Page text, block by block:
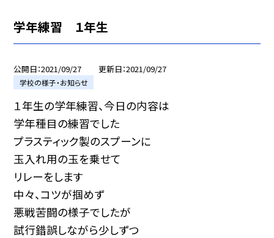
学年練習 １年生
公開日 2021/09/27 更新日 2021/09/27
学校の様子・お知らせ
１年生の学年練習、今日の内容は
学年種目の練習でした
プラスティック製のスプーンに
玉入れ用の玉を乗せて
リレーをします
中々、コツが掴めず
悪戦苦闘の様子でしたが
試行錯誤しながら少しずつ